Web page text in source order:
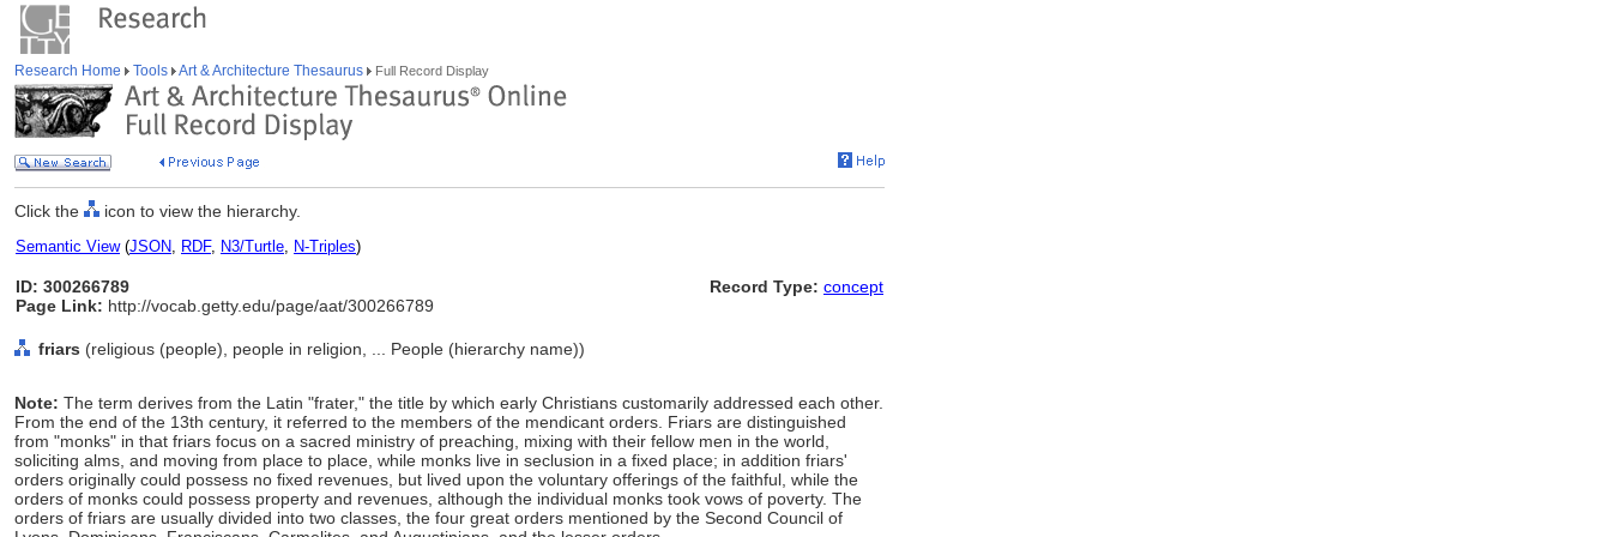
Research Home Tools Art & Architecture Thesaurus Full Record Display
Click the icon to view the hierarchy.
Semantic View(JSON, RDF, N3/Turtle, N-Triples)
ID: 300266789
Page Link: http://vocab.getty.edu/page/aat/300266789
Record Type: concept
friars (religious (people), people in religion, ... People (hierarchy name))
Note: The term derives from the Latin "frater," the title by which early Christians customarily addressed each other.
From the end of the 13th century, it referred to the members of the mendicant orders. Friars are distinguished
from "monks" in that friars focus on a sacred ministry of preaching, mixing with their fellow men in the world,
soliciting alms, and moving from place to place, while monks live in seclusion in a fixed place; in addition friars'
orders originally could possess no fixed revenues, but lived upon the voluntary offerings of the faithful, while the
orders of monks could possess property and revenues, although the individual monks took vows of poverty. The
orders of friars are usually divided into two classes, the four great orders mentioned by the Second Council of